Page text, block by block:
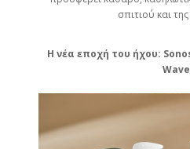
σπιτιού και
Η νέα εποχή του ήχου:
Wave